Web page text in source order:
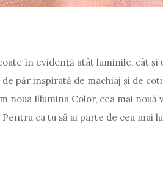
în evidență atât luminile, cât și
păr inspirată de machiaj și de
noua Illumina Color, cea mai nouă
ca tu să ai parte de cea mai